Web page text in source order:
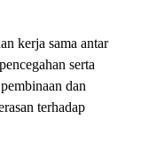
kerja sama antar
serta
dan
terhadap